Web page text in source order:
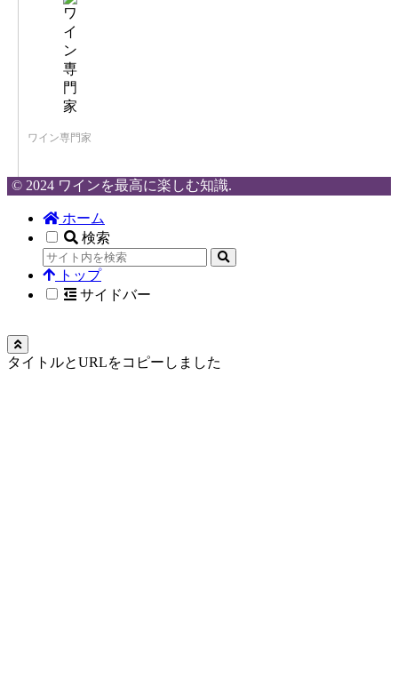
ワイン専門家
© 2024 ワインを最高に楽しむ知識.
ホーム
検索
トップ
サイドバー
タイトルとURLをコピーしました